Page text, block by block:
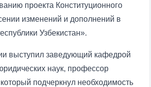
проекта Конституционного
изменений и дополнений в
Узбекистан».
выступил заведующий кафедрой
наук, профессор
подчеркнул необходимость